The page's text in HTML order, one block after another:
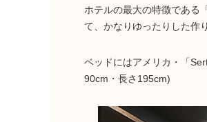
ホテルの最大の特徴である
て、かなりゆったりした作
ベッドにはアメリカ・「
90cm・長さ195cm)